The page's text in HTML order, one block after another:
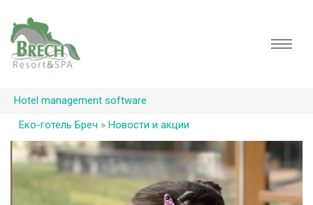
Hotel management software
Еко-готель Бреч » Новости и акции